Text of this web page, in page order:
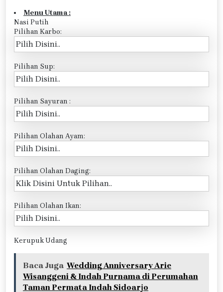
Menu Utama :
Nasi Putih
Pilihan Karbo:
Pilihan Sup:
Pilihan Sayuran :
Pilihan Olahan Ayam:
Pilihan Olahan Daging:
Pilihan Olahan Ikan:
Kerupuk Udang
Baca Juga Wedding Anniversary Arie
Wisanggeni & Indah Purnama di Perumahan
Taman Permata Indah Sidoarjo